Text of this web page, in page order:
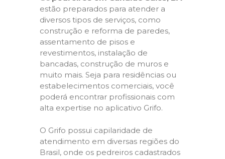
estão preparados para atender a
diversos tipos de serviços, como
construção e reforma de paredes,
assentamento de pisos e
revestimentos, instalação de
bancadas, construção de muros e
muito mais. Seja para residências ou
estabelecimentos comerciais, você
poderá encontrar profissionais com
alta expertise no aplicativo Grifo.
O Grifo possui capilaridade de
atendimento em diversas regiões do
Brasil, onde os pedreiros cadastrados